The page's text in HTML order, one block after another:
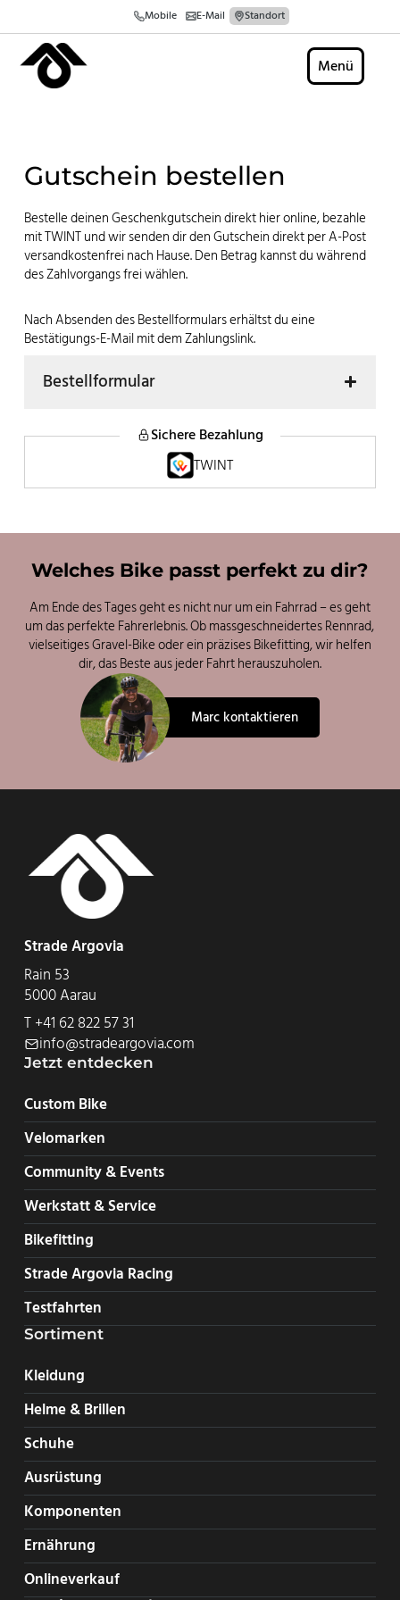
to
content
Mobile E-Mail Standort
Menü
Gutschein bestellen
Bestelle deinen Geschenkgutschein direkt hier online, bezahle
mit TWINT und wir senden dir den Gutschein direkt per A-Post
versandkostenfrei nach Hause. Den Betrag kannst du während
des Zahlvorgangs frei wählen.
Nach Absenden des Bestellformulars erhältst du eine
Bestätigungs-E-Mail mit dem Zahlungslink.
Bestellformular
Nachname
e
i
n
D
E-Mail*
Jetzt bestellen
Sichere Bezahlung
TWINT
Welches Bike passt perfekt zu dir?
Am Ende des Tages geht es nicht nur um ein Fahrrad – es geht
um das perfekte Fahrerlebnis. Ob massgeschneidertes Rennrad,
vielseitiges Gravel-Bike oder ein präzises Bikefitting, wir helfen
dir, das Beste aus jeder Fahrt herauszuholen.
Marc kontaktieren
Strade Argovia
Rain 53
5000 Aarau
T+41 62 822 57 31
info@stradeargovia.com
Jetzt entdecken
Custom Bike
Velomarken
Community & Events
Werkstatt & Service
Bikefitting
Strade Argovia Racing
Testfahrten
Sortiment
Kleidung
Helme & Brillen
Schuhe
Ausrüstung
Komponenten
Ernährung
Onlineverkauf